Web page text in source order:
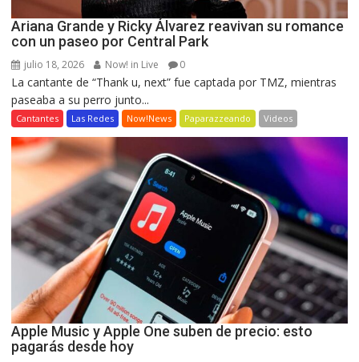
Ariana Grande y Ricky Álvarez reavivan su romance
con un paseo por Central Park
julio 18, 2026 Now! in Live 0
La cantante de “Thank u, next” fue captada por TMZ, mientras
paseaba a su perro junto...
Cantantes Las Redes Now!News Paparazzeando Videos
Apple Music y Apple One suben de precio: esto
pagarás desde hoy